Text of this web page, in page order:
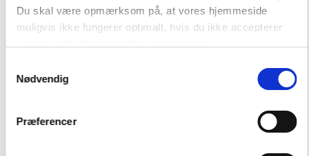
Du skal være opmærksom på, at vores hjemmeside
muligvis ikke fungerer optimalt, hvis du ikke accepterer
Nødvendig
Præferencer
Læs lydret
133,00 kr.